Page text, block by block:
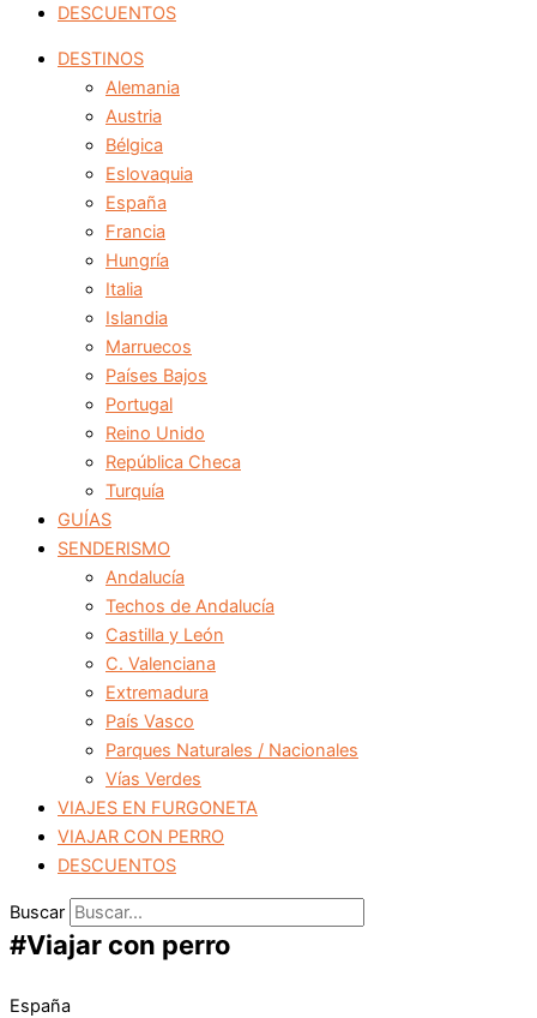
DESCUENTOS
DESTINOS
Alemania
Austria
Bélgica
Eslovaquia
España
Francia
Hungría
Italia
Islandia
Marruecos
Países Bajos
Portugal
Reino Unido
República Checa
Turquía
GUÍAS
SENDERISMO
Andalucía
Techos de Andalucía
Castilla y León
C. Valenciana
Extremadura
País Vasco
Parques Naturales / Nacionales
Vías Verdes
VIAJES EN FURGONETA
VIAJAR CON PERRO
DESCUENTOS
Buscar
#Viajar con perro
España